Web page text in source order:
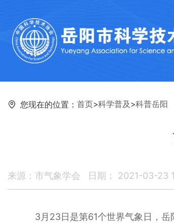
您现在的位置： 首页>科学普及 >科普岳阳
来源：市气象学会 日期： 2021-03-23
3月23日是第61个世界气象日，岳阳